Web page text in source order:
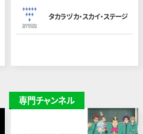
タカラヅカ・スカイ・ステージ
専門チャンネル